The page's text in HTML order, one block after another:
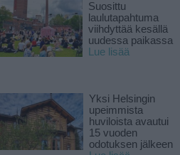
Suosittu
laulutapahtuma
viihdyttää kesällä
uudessa paikassa
Lue lisää
Yksi Helsingin
upeimmista
huviloista avautui
15 vuoden
odotuksen jälkeen